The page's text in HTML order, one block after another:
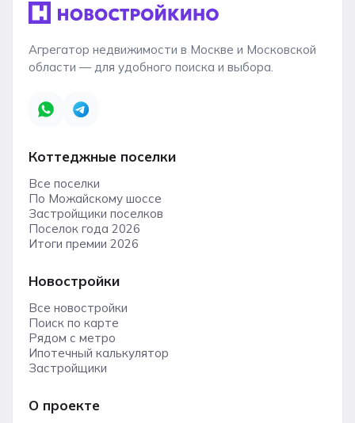
Агрегатор недвижимости в Москве и Московской
области — для удобного поиска и выбора.
Коттеджные поселки
Все поселки
По Можайскому шоссе
Застройщики поселков
Поселок года 2026
Итоги премии 2026
Новостройки
Все новостройки
Поиск по карте
Рядом с метро
Ипотечный калькулятор
Застройщики
О проекте